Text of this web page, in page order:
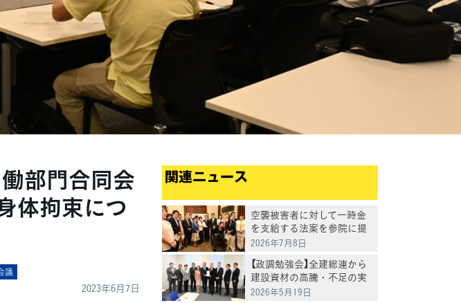
働部門合同会
体拘束につ
議
2023年6月7日
関連ニュース
空襲被害者に対して一時金
を支給する法案を参院に提
出
2026年7月8日
【政調勉強会】全建総連から
建設資材の高騰・不足の実
態を聴取 86%の事業者が
2026年5月19日